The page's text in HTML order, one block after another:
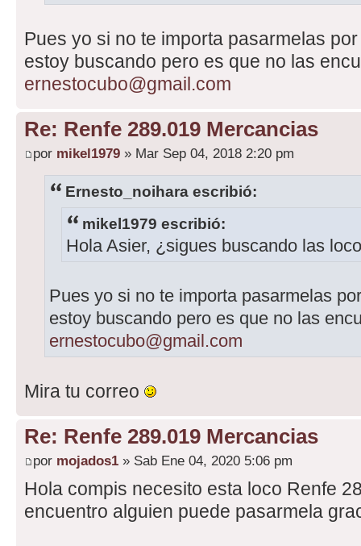
Pues yo si no te importa pasarmelas
estoy buscando pero es que no las
ernestocubo@gmail.com
Re: Renfe 289.019 Mercancias
por mikel1979 » Mar Sep 04, 2018 2:20 pm
Ernesto_noihara escribió:
mikel1979 escribió:
Hola Asier, ¿sigues buscando las
Pues yo si no te importa pasarmelas
estoy buscando pero es que no las
ernestocubo@gmail.com
Mira tu correo
Re: Renfe 289.019 Mercancias
por mojados1 » Sab Ene 04, 2020 5:06 pm
Hola compis necesito esta loco Renfe
encuentro alguien puede pasarmela